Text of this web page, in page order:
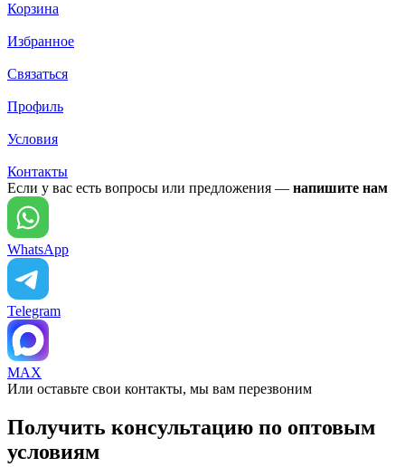
Корзина
Избранное
Связаться
Профиль
Условия
Контакты
Если у вас есть вопросы или предложения — напишите нам
WhatsApp
Telegram
MAX
Или оставьте свои контакты, мы вам перезвоним
Получить консультацию по оптовым
условиям